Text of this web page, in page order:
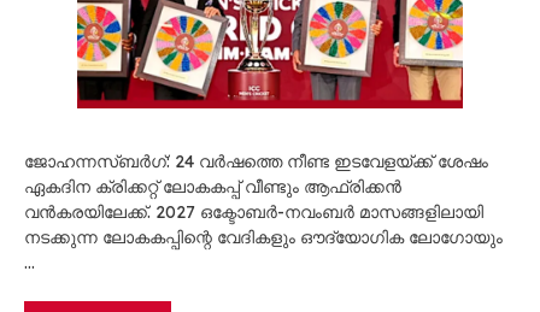
ജോഹന്നസ്ബർഗ്: 24 വർഷത്തെ നീണ്ട ഇടവേളയ്ക്ക് ശേഷം
ഏകദിന ക്രിക്കറ്റ് ലോകകപ്പ് വീണ്ടും ആഫ്രിക്കൻ
വൻകരയിലേക്ക്. 2027 ഒക്ടോബർ-നവംബർ മാസങ്ങളിലായി
നടക്കുന്ന ലോകകപ്പിന്റെ വേദികളും ഔദ്യോഗിക ലോഗോയും
…